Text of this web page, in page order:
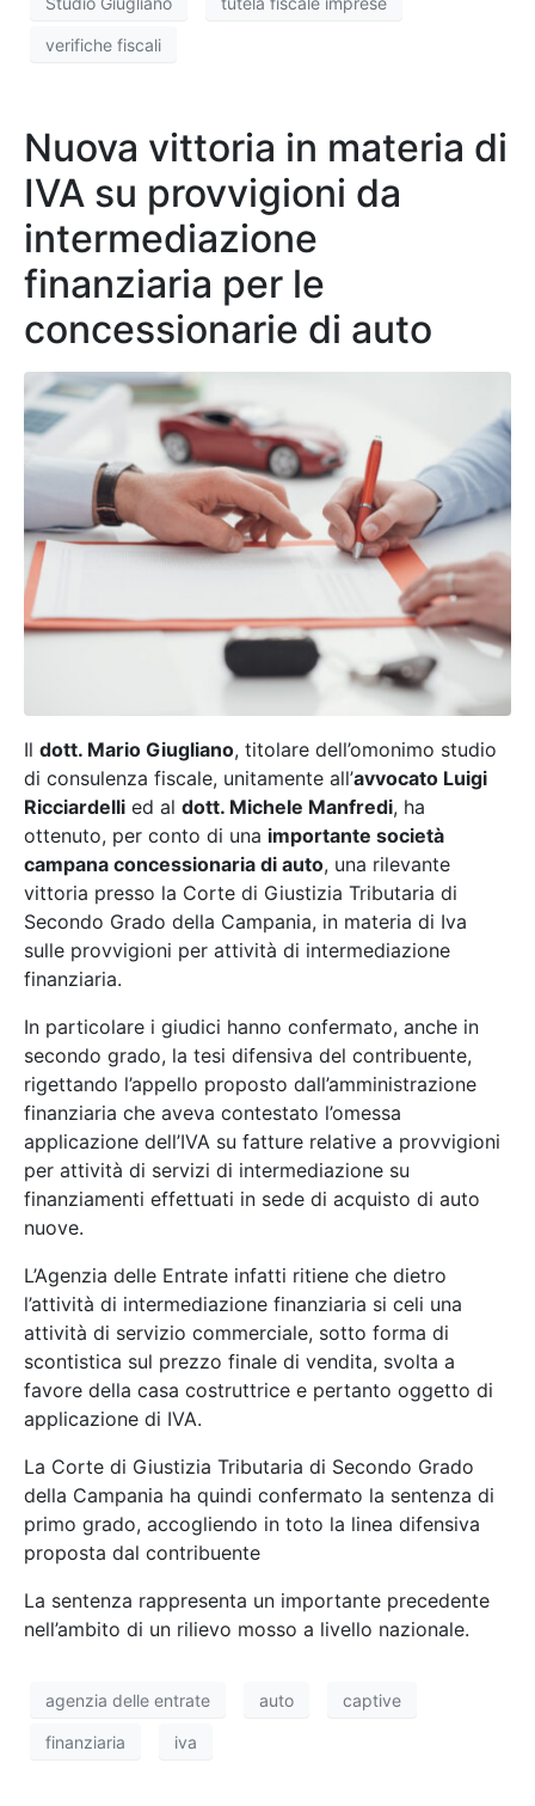
verifiche fiscali
Nuova vittoria in materia di
IVA su provvigioni da
intermediazione
finanziaria per le
concessionarie di auto
Il dott. Mario Giugliano, titolare dell’omonimo studio
di consulenza fiscale, unitamente all’avvocato Luigi
Ricciardelli ed al dott. Michele Manfredi, ha
ottenuto, per conto di una importante società
campana concessionaria di auto, una rilevante
vittoria presso la Corte di Giustizia Tributaria di
Secondo Grado della Campania, in materia di Iva
sulle provvigioni per attività di intermediazione
finanziaria.
In particolare i giudici hanno confermato, anche in
secondo grado, la tesi difensiva del contribuente,
rigettando l’appello proposto dall’amministrazione
finanziaria che aveva contestato l’omessa
applicazione dell’IVA su fatture relative a provvigioni
per attività di servizi di intermediazione su
finanziamenti effettuati in sede di acquisto di auto
nuove.
L’Agenzia delle Entrate infatti ritiene che dietro
l’attività di intermediazione finanziaria si celi una
attività di servizio commerciale, sotto forma di
scontistica sul prezzo finale di vendita, svolta a
favore della casa costruttrice e pertanto oggetto di
applicazione di IVA.
La Corte di Giustizia Tributaria di Secondo Grado
della Campania ha quindi confermato la sentenza di
primo grado, accogliendo in toto la linea difensiva
proposta dal contribuente
La sentenza rappresenta un importante precedente
nell’ambito di un rilievo mosso a livello nazionale.
agenzia delle entrate auto captive
finanziaria iva